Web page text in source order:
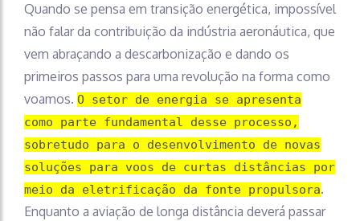
Quando se pensa em transição energética, impossível
não falar da contribuição da indústria aeronáutica, que
vem abraçando a descarbonização e dando os
primeiros passos para uma revolução na forma como
voamos. O setor de energia se apresenta
como parte fundamental desse processo,
sobretudo para o desenvolvimento de novas
soluções para voos de curtas distâncias por
meio da eletrificação da fonte propulsora.
Enquanto a aviação de longa distância deverá passar